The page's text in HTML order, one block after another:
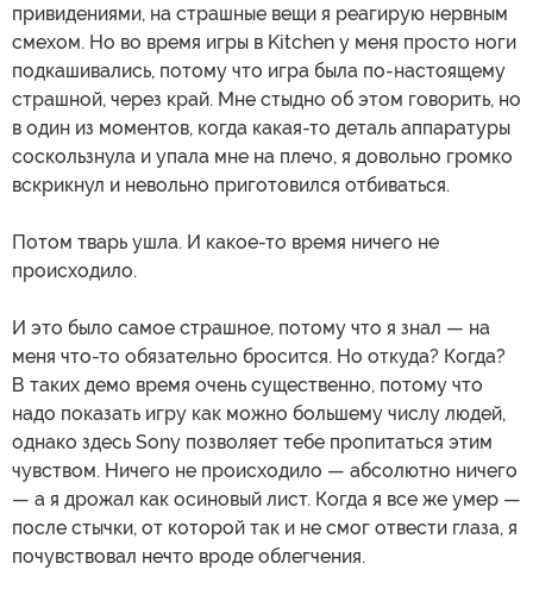
привидениями, на страшные вещи я реагирую нервным
смехом. Но во время игры в Kitchen у меня просто ноги
подкашивались, потому что игра была по-настоящему
страшной, через край. Мне стыдно об этом говорить, но
в один из моментов, когда какая-то деталь аппаратуры
соскользнула и упала мне на плечо, я довольно громко
вскрикнул и невольно приготовился отбиваться.
Потом тварь ушла. И какое-то время ничего не
происходило.
И это было самое страшное, потому что я знал — на
меня что-то обязательно бросится. Но откуда? Когда?
В таких демо время очень существенно, потому что
надо показать игру как можно большему числу людей,
однако здесь Sony позволяет тебе пропитаться этим
чувством. Ничего не происходило — абсолютно ничего
— а я дрожал как осиновый лист. Когда я все же умер —
после стычки, от которой так и не смог отвести глаза, я
почувствовал нечто вроде облегчения.